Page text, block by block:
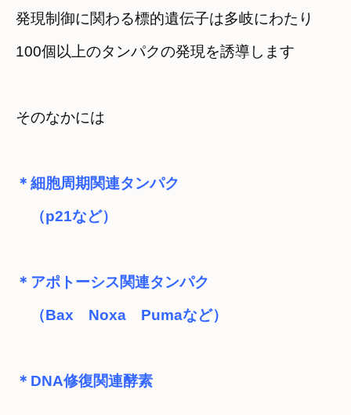
発現制御に関わる標的遺伝子は多岐にわたり
100個以上のタンパクの発現を誘導します
そのなかには
＊細胞周期関連タンパク
（p21など）
＊アポトーシス関連タンパク
（Bax　Noxa　Pumaなど）
＊DNA修復関連酵素